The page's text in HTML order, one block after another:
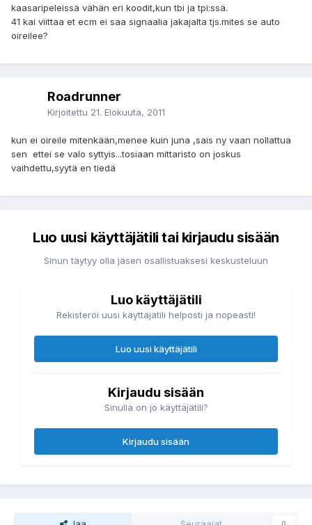
kaasaripeleissä vähän eri koodit,kun tbi ja tpi:ssä.
41 kai viittaa et ecm ei saa signaalia jakajalta tjs.mites se auto
oireilee?
Roadrunner
Kirjoitettu 21. Elokuuta, 2011
kun ei oireile mitenkään,menee kuin juna ,sais ny vaan nollattua
sen ettei se valo syttyis...tosiaan mittaristo on joskus
vaihdettu,syytä en tiedä
Luo uusi käyttäjätili tai kirjaudu sisään
Sinun täytyy olla jäsen osallistuaksesi keskusteluun
Luo käyttäjätili
Rekisteröi uusi käyttäjätili helposti ja nopeasti!
Luo uusi käyttäjätili
Kirjaudu sisään
Sinulla on jo käyttäjätili?
Kirjaudu sisään